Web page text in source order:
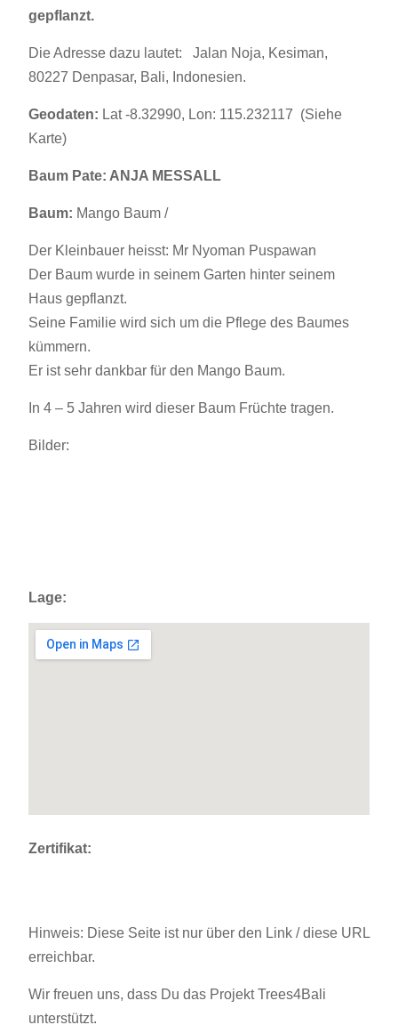
gepflanzt.
Die Adresse dazu lautet: Jalan Noja, Kesiman,
80227 Denpasar, Bali, Indonesien.
Geodaten: Lat -8.32990, Lon: 115.232117 (Siehe
Karte)
Baum Pate: ANJA MESSALL
Baum: Mango Baum /
Der Kleinbauer heisst: Mr Nyoman Puspawan
Der Baum wurde in seinem Garten hinter seinem
Haus gepflanzt.
Seine Familie wird sich um die Pflege des Baumes
kümmern.
Er ist sehr dankbar für den Mango Baum.
In 4 – 5 Jahren wird dieser Baum Früchte tragen.
Bilder:
Lage:
Zertifikat:
Hinweis: Diese Seite ist nur über den Link / diese URL
erreichbar.
Wir freuen uns, dass Du das Projekt Trees4Bali
unterstützt.